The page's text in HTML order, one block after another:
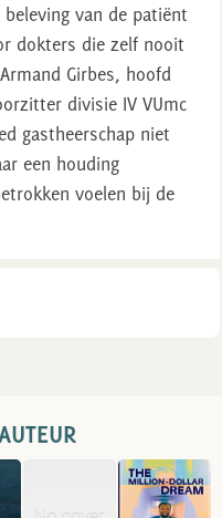
van de patiënt
dokters die zelf nooit
Girbes, hoofd
divisie IV VUmc
gastheerschap niet
een houding
voelen bij de